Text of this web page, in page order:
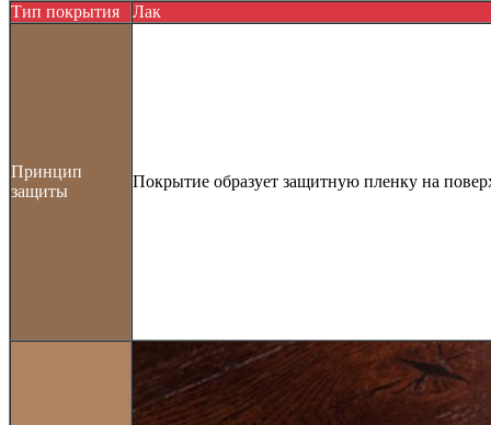
Тип покрытия Лак
Принцип
защиты
Покрытие образует защитную пленку на